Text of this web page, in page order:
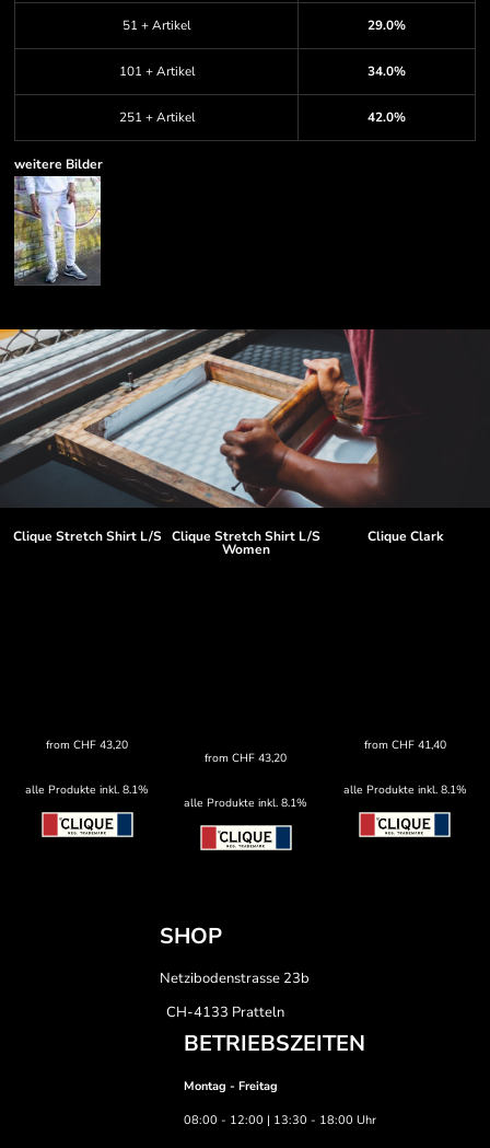
51 + Artikel 29.0%
101 + Artikel 34.0%
251 + Artikel 42.0%
weitere Bilder
Clique Stretch Shirt L/S
fromCHF 43,20
alle Produkte inkl. 8.1%
Clique Stretch Shirt L/S
Women
fromCHF 43,20
alle Produkte inkl. 8.1%
Clique Clark
from CHF41,40
alle Produkte inkl. 8.1%
SHOP
Netzibodenstrasse 23b
CH-4133 Pratteln
BETRIEBSZEITEN
Montag - Freitag
08:00 - 12:00 | 13:30 - 18:00 Uhr